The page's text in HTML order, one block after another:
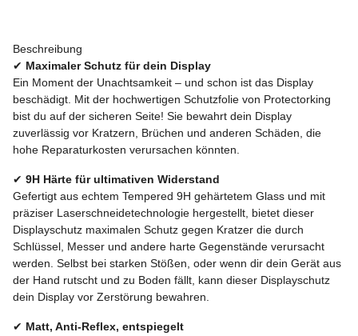
Beschreibung
✔ Maximaler Schutz für dein Display
Ein Moment der Unachtsamkeit – und schon ist das Display
beschädigt. Mit der hochwertigen Schutzfolie von Protectorking
bist du auf der sicheren Seite! Sie bewahrt dein Display
zuverlässig vor Kratzern, Brüchen und anderen Schäden, die
hohe Reparaturkosten verursachen könnten.
✔ 9H Härte für ultimativen Widerstand
Gefertigt aus echtem Tempered 9H gehärtetem Glass und mit
präziser Laserschneidetechnologie hergestellt, bietet dieser
Displayschutz maximalen Schutz gegen Kratzer die durch
Schlüssel, Messer und andere harte Gegenstände verursacht
werden. Selbst bei starken Stößen, oder wenn dir dein Gerät aus
der Hand rutscht und zu Boden fällt, kann dieser Displayschutz
dein Display vor Zerstörung bewahren.
✔ Matt, Anti-Reflex, entspiegelt